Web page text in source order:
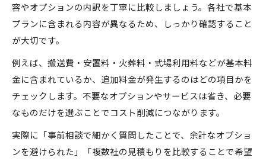
容やオプションの内訳を丁寧に比較しましょう。各社で基本
プランに含まれる内容が異なるため、しっかり確認すること
が大切です。
例えば、搬送費・安置料・火葬料・式場利用料などが基本料
金に含まれているか、追加料金が発生するのはどの項目かを
チェックします。不要なオプションやサービスは省き、必要
なものだけを選ぶことでコスト削減につながります。
実際に「事前相談で細かく質問したことで、余計なオプショ
ンを避けられた」「複数社の見積もりを比較することで希望